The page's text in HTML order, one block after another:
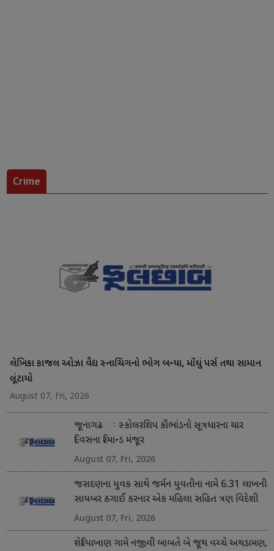
Crime
લેખિકા કાજલ ઓઝા વૈદ્ય સ્નાચિંગનો ભોગ બન્યા, મોંઘું પર્સ તથા સામાન
લૂંટાયો
August 07, Fri, 2026
જૂનાગઢ ઃ સ્કોલરશિપ કૌભાંડનો સૂત્રધારના ચાર
દિવસના રિમાન્ડ મંજૂર
August 07, Fri, 2026
જસદણના યુવક સાથે જર્મન યુવતીના નામે 6.31 લાખની
સાયબર ઠગાઈ કરનાર એક મહિલા સહિત ત્રણ વિદેશી
નાગરિક ઝડપાયા
August 07, Fri, 2026
શેરિયાખાણ ગામે નજીવી બાબતે બે જૂથ વચ્ચે અથડામણ,